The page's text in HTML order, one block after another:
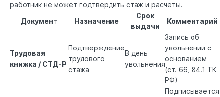
работник не может подтвердить стаж и расчёты.
Документ
Назначение
Срок
выдачи
Комментарий
Трудовая
книжка / СТД‑Р
Подтверждение
трудового
стажа
В день
увольнения
Запись об
увольнении с
основанием
(ст. 66, 84.1 ТК
РФ)
Подписывается